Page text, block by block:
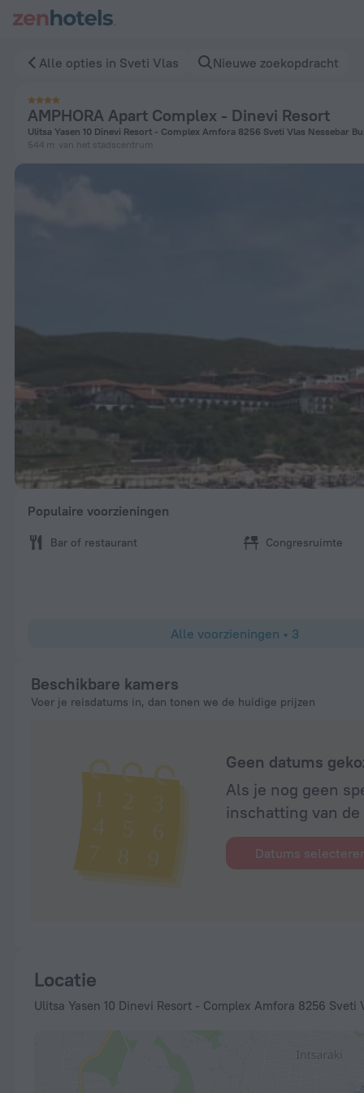
Alle opties in Sveti Vlas Nieuwe zoekopdracht
AMPHORA Apart Complex - Dinevi Resort
Ulitsa Yasen 10 Dinevi Resort - Complex Amfora 8256 Sveti Vlas Nessebar
544 m
van het stadscentrum
Populaire voorzieningen
Bar of restaurant Congresruimte
Alle voorzieningen • 3
Beschikbare kamers
Voer je reisdatums in, dan tonen we de huidige prijzen
Geen datums
Als je nog geen
inschatting van
Datums
Locatie
Ulitsa Yasen 10 Dinevi Resort - Complex Amfora 8256 Sveti
AMPHORA Apart Complex - Dinevi Resort in Sveti Vlas — Boek